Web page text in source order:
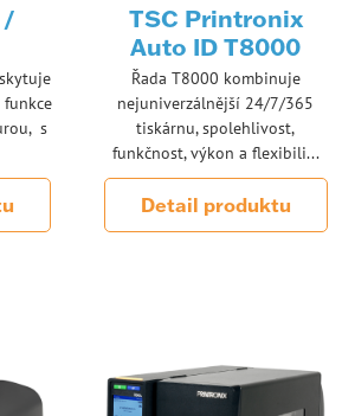
/
s
TSC Printronix
Auto ID T8000
Řada T8000 kombinuje
nejuniverzálnější 24/7/365
tiskárnu, spolehlivost,
funkčnost, výkon a flexibili...
Detail produktu